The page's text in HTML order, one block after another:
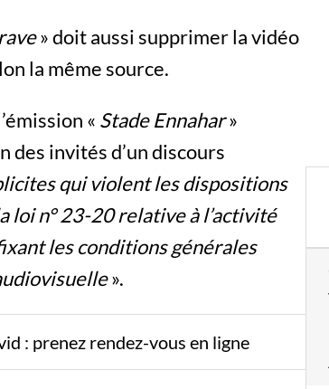
» doit aussi supprimer la vidéo
la même source.
« Stade Ennahar»
des invités d’un discours
qui violent les dispositions
loi n° 23-20 relative à l’activité
les conditions générales
».
: prenez rendez-vous en ligne